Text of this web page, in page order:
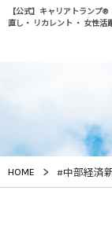
【公式】キャリアトランプ
直し・ リカレント ・ 女性活
HOME > #中部経済